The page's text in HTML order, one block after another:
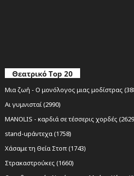
Θεατρικό Top 20
Μια ζωή - Ο μονόλογος μιας μοδίστρας
Αι γυμνισταί (2990)
MANOLIS - καρδιά σε τέσσερις χορδές
stand-upάντεχα (1758)
Χάσαμε τη Θεία Στοπ (1743)
Στρακαστρούκες (1660)